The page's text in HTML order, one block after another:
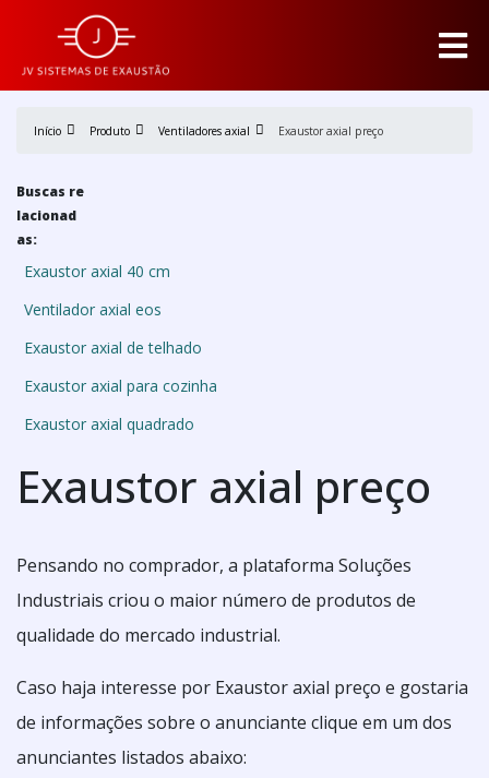
Início Produto Ventiladores axial Exaustor axial preço
Buscas re
lacionad
as:
Exaustor axial 40 cm
Ventilador axial eos
Exaustor axial de telhado
Exaustor axial para cozinha
Exaustor axial quadrado
Exaustor axial preço
Pensando no comprador, a plataforma Soluções
Industriais criou o maior número de produtos de
qualidade do mercado industrial.
Caso haja interesse por Exaustor axial preço e gostaria
de informações sobre o anunciante clique em um dos
anunciantes listados abaixo: